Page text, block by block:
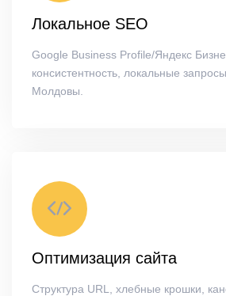
Локальное SEO
Google Business Profile/Яндекс
консистентность, локальные
Молдовы.
Оптимизация сайта
Структура URL, хлебные крошки,